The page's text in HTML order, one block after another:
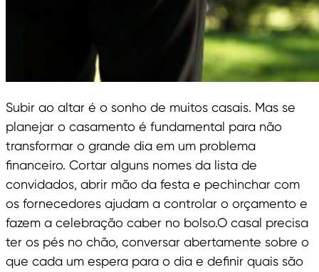
Subir ao altar é o sonho de muitos casais. Mas se
planejar o casamento é fundamental para não
transformar o grande dia em um problema
financeiro. Cortar alguns nomes da lista de
convidados, abrir mão da festa e pechinchar com
os fornecedores ajudam a controlar o orçamento e
fazem a celebração caber no bolso.O casal precisa
ter os pés no chão, conversar abertamente sobre o
que cada um espera para o dia e definir quais são